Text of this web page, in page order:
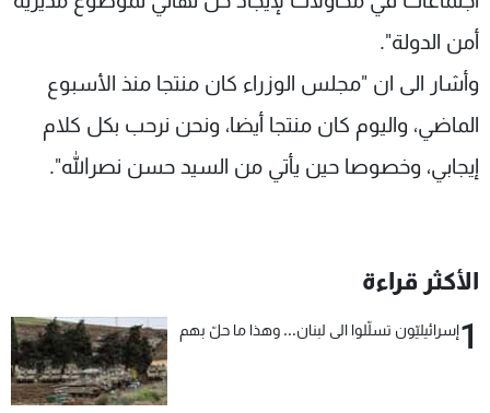
أمن الدولة".
وأشار الى ان "مجلس الوزراء كان منتجا منذ الأسبوع
الماضي، واليوم كان منتجا أيضا، ونحن نرحب بكل كلام
إيجابي، وخصوصا حين يأتي من السيد حسن نصرالله".
الأكثر قراءة
1إسرائيليّون تسلّلوا الى لبنان... وهذا ما حلّ بهم